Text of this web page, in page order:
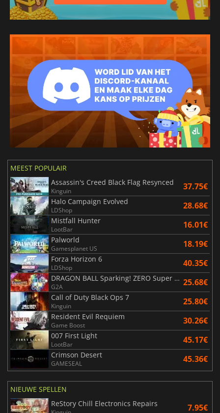
MEEST POPULAIR
Assassin's Creed Black Flag Resynced
Kinguin 37.75€
Halo Campaign Evolved
LDShop 28.68€
Mistfall Hunter
LootBar 16.01€
Palworld
Gamesplanet US 18.19€
Forza Horizon 6
LDShop 40.35€
DRAGON BALL Sparking! ZERO Super Limit Breaking NEO
G2A 25.68€
Call of Duty Black Ops 7
Kinguin 25.80€
Resident Evil Requiem
Game Boost 30.26€
007 First Light
LootBar 45.17€
Crimson Desert
GAMESEAL 45.36€
NIEUWE SPELLEN
ReStory Chill Electronics Repairs
7.95€